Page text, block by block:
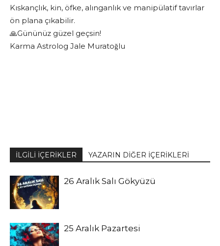
Kıskançlık, kin, öfke, alınganlık ve manipülatif tavırlar
ön plana çıkabilir.
🙏Gününüz güzel geçsin!
Karma Astrolog Jale Muratoğlu
İLGİLİ İÇERİKLER YAZARIN DİĞER İÇERİKLERİ
26 Aralık Salı Gökyüzü
25 Aralık Pazartesi